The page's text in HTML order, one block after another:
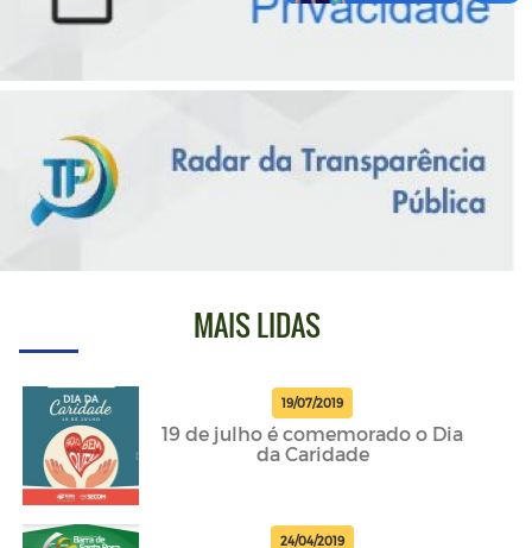
MAIS LIDAS
19/07/2019
19 de julho é comemorado o Dia
da Caridade
24/04/2019